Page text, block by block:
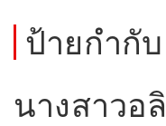
ป้ายกำกับ
นางสาวอ